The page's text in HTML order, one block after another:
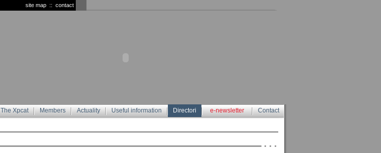
contact
::
site map
Contact
e-newsletter
Directori
Useful information
Actuality
Members
The Xpcat